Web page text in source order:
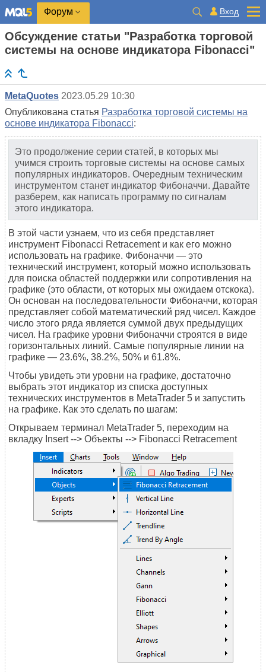
Форум Вход
Обсуждение статьи "Разработка торговой
системы на основе индикатора Fibonacci"
MetaQuotes 2023.05.29 10:30
Опубликована статья Разработка торговой системы на
основе индикатора Fibonacci:
Это продолжение серии статей, в которых мы
учимся строить торговые системы на основе самых
популярных индикаторов. Очередным техническим
инструментом станет индикатор Фибоначчи. Давайте
разберем, как написать программу по сигналам
этого индикатора.
В этой части узнаем, что из себя представляет
инструмент Fibonacci Retracement и как его можно
использовать на графике. Фибоначчи — это
технический инструмент, который можно использовать
для поиска областей поддержки или сопротивления на
графике (это области, от которых мы ожидаем отскока).
Он основан на последовательности Фибоначчи, которая
представляет собой математический ряд чисел. Каждое
число этого ряда является суммой двух предыдущих
чисел. На графике уровни Фибоначчи строятся в виде
горизонтальных линий. Самые популярные линии на
графике — 23.6%, 38.2%, 50% и 61.8%.
Чтобы увидеть эти уровни на графике, достаточно
выбрать этот индикатор из списка доступных
технических инструментов в MetaTrader 5 и запустить
на графике. Как это сделать по шагам:
Открываем терминал MetaTrader 5, переходим на
вкладку Insert --> Объекты --> Fibonacci Retracement